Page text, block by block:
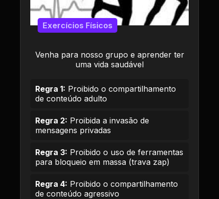
Venha para nosso grupo e aprender ter
uma vida saudável
Exercícios Físicos
Regra 1: Proibido o compartilhamento
de conteúdo adulto
Regra 2: Proibida a invasão de
mensagens privadas
Regra 3: Proibido o uso de ferramentas
para bloqueio em massa (trava zap)
Regra 4: Proibido o compartilhamento
de conteúdo agressivo